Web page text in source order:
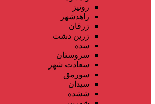
رونیز
زاهدشهر
زرقان
زرین دشت
سده
سروستان
سعادت شهر
سورمق
سیدان
ششده